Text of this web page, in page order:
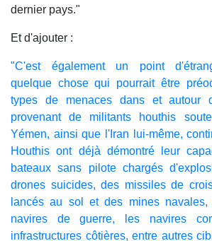
dernier pays."
Et d'ajouter :
"C'est également un point
quelque chose qui pourrait être
types de menaces dans et autour
provenant de militants houthis
Yémen, ainsi que l'Iran lui-même,
Houthis ont déjà démontré leur
bateaux sans pilote chargés
drones suicides, des missiles de
lancés au sol et des mines
navires de guerre, les navires
infrastructures côtières, entre autres